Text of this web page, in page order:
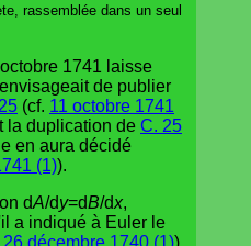
rassemblée dans un seul
1741 laisse
de publier
(cf. 11 octobre 1741
la duplication de C. 25
en aura décidé
(1)).
dA/dy=dB/dx,
a indiqué à Euler le
26 décembre 1740 (1)),